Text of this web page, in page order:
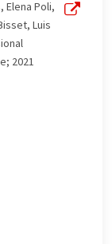
de
original en
Elena Poli,
Luis
2021